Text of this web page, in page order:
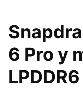
6 Pro y
LPDDR6